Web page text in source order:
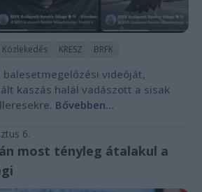
Közlekedés KRESZ BRFK
balesetmegelőzési videóját,
kaszás halál vadászott a sisak
Bővebben...
6.
most tényleg átalakul a